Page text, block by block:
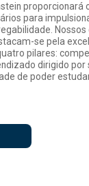
para
Nossos
se pela
pilares:
dirigido por
de poder